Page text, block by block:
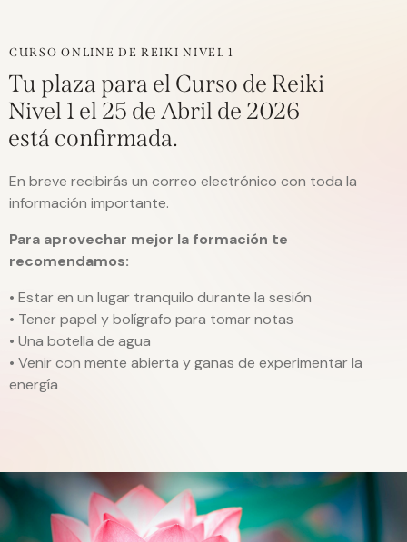
CURSO ONLINE DE REIKI NIVEL 1
Tu plaza para el Curso de Reiki
Nivel 1 el 25 de Abril de 2026
está confirmada.
En breve recibirás un correo electrónico con toda la
información importante.
Para aprovechar mejor la formación te
recomendamos:
• Estaren un lugar tranquilo durante la sesión
• Tenerpapel ybolígrafo para tomarnotas
• Una botella de agua
• Venircon mente abierta yganas de experimentarla
energía